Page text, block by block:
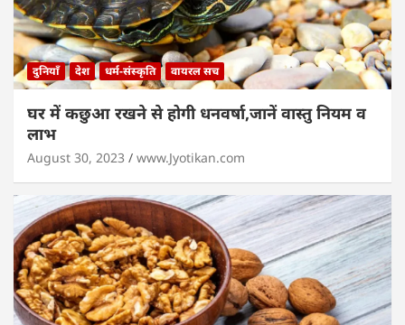
दुनियाँ देश धर्म-संस्कृति वायरल सच
घर में कछुआ रखने से होगी धनवर्षा,जानें वास्तु नियम व
लाभ
August 30, 2023 www.Jyotikan.com